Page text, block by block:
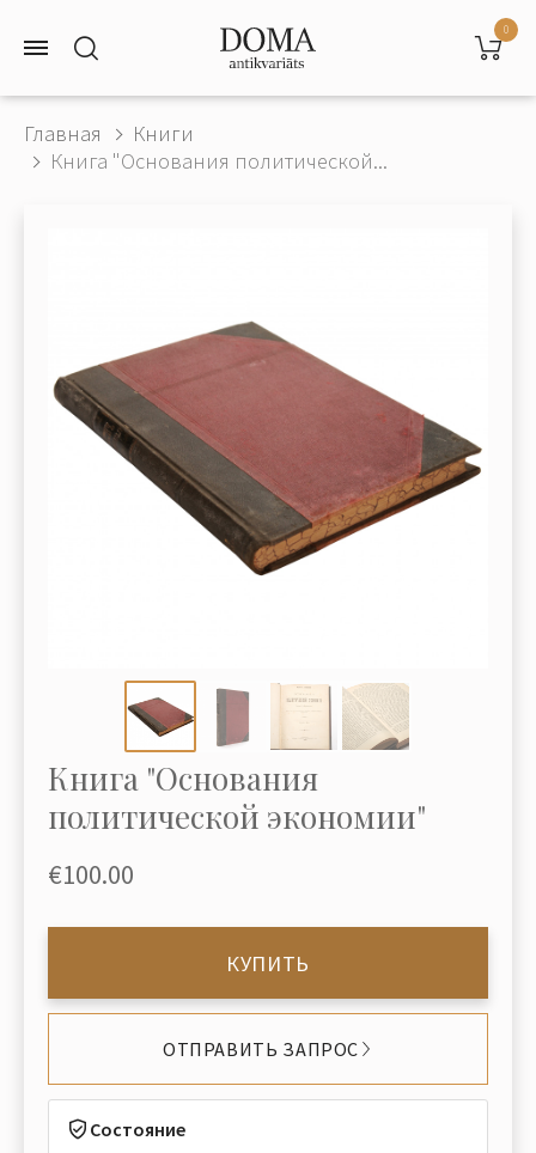
0
Главная
Книги
Книга "Основания политической...
Книга "Основания
политической экономии"
€100.00
КУПИТЬ
ОТПРАВИТЬ ЗАПРОС
Состояние